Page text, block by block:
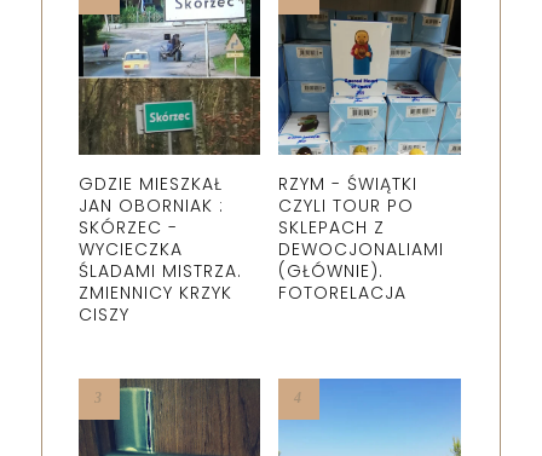
GDZIE MIESZKAŁ
JAN OBORNIAK :
SKÓRZEC -
WYCIECZKA
ŚLADAMI MISTRZA.
ZMIENNICY KRZYK
CISZY
RZYM - ŚWIĄTKI
CZYLI TOUR PO
SKLEPACH Z
DEWOCJONALIAMI
(GŁÓWNIE).
FOTORELACJA